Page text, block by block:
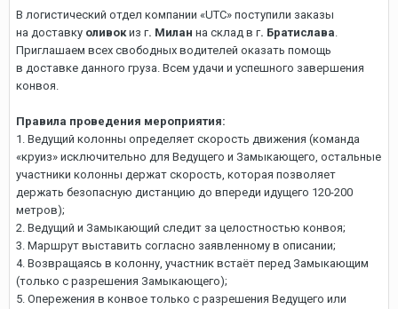
В логистический отдел компании «UTC» поступили заказы
на доставку оливокиз г. Милан на склад в г. Братислава.
Приглашаем всех свободных водителей оказать помощь
в доставке данного груза. Всем удачи и успешного завершения
конвоя.
Правила проведения мероприятия:
1. Ведущий колонны определяет скорость движения (команда
«круиз» исключительно для Ведущего и Замыкающего, остальные
участники колонны держат скорость, которая позволяет
держать безопасную дистанцию до впереди идущего 120-200
метров);
2. Ведущий и Замыкающий следит за целостностью конвоя;
3. Маршрут выставить согласно заявленному в описании;
4. Возвращаясь в колонну, участник встаёт перед Замыкающим
(только с разрешения Замыкающего);
5. Опережения в конвое только с разрешения Ведущего или